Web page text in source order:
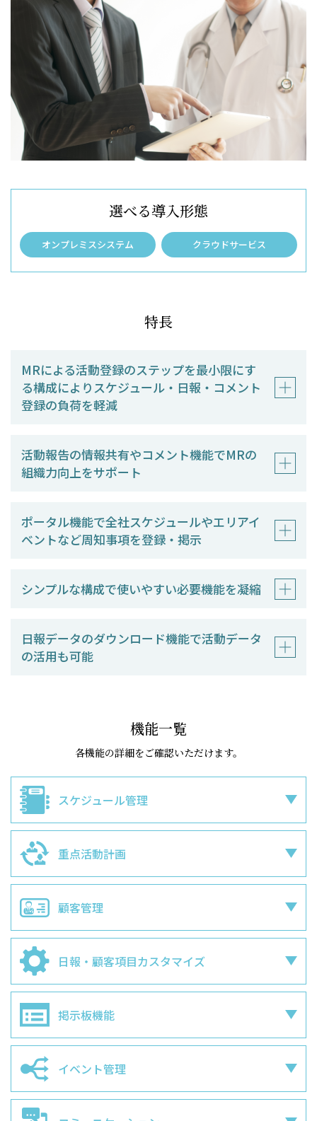
選べる導入形態
オンプレミスシステム クラウドサービス
特長
MRによる活動登録のステップを最小限にす
る構成によりスケジュール・日報・コメント
登録の負荷を軽減
活動報告の情報共有やコメント機能でMRの
組織力向上をサポート
ポータル機能で全社スケジュールやエリアイ
ベントなど周知事項を登録・掲示
シンプルな構成で使いやすい必要機能を凝縮
日報データのダウンロード機能で活動データ
の活用も可能
機能一覧
各機能の詳細をご確認いただけます。
スケジュール管理
重点活動計画
顧客管理
日報・顧客項目カスタマイズ
掲示板機能
イベント管理